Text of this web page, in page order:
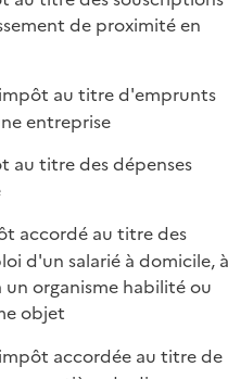
de proximité en
au titre d'emprunts
entreprise
au titre des dépenses
accordé au titre des
d'un salarié à domicile, à
un organisme habilité ou
objet
accordée au titre de